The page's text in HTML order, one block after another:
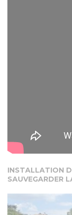
INSTALLATION
SAUVEGARDER